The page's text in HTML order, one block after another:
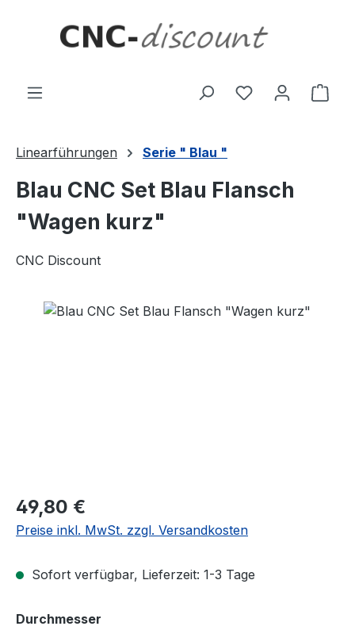
Linearführungen Serie " Blau "
Blau CNC Set Blau Flansch
"Wagen kurz"
CNC Discount
Bildergalerie überspringen
Regulärer Preis:
49,80 €
Preise inkl. MwSt. zzgl. Versandkosten
Sofort verfügbar, Lieferzeit: 1-3 Tage
Durchmesser